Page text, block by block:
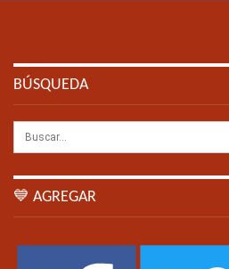
BÚSQUEDA
💙 AGREGAR